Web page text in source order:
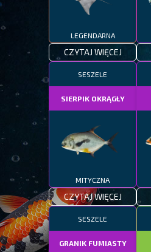
LEGENDARNA
CZYTAJ WIĘCEJ
SESZELE
SIERPIK OKRĄGŁY
MITYCZNA
CZYTAJ WIĘCEJ
SESZELE
GRANIK FUMIASTY